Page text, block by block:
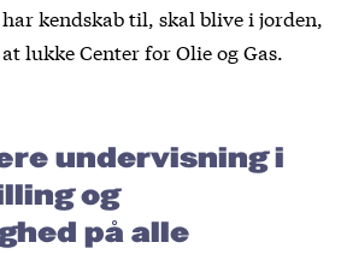
kendskab til, skal blive i jorden,
lukke Center for Olie og Gas.
undervisning i
og
på alle